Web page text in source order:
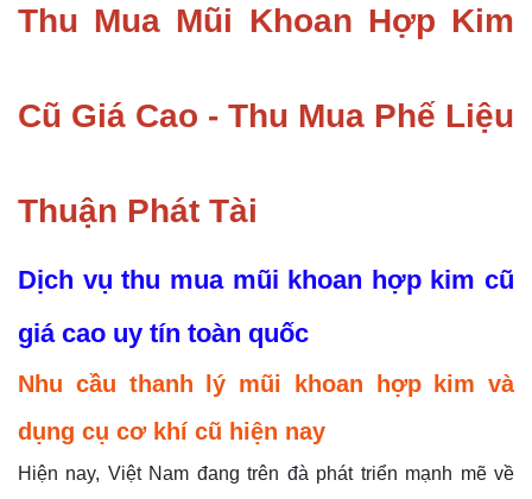
Thu Mua Mũi Khoan Hợp Kim
Cũ Giá Cao - Thu Mua Phế Liệu
Thuận Phát Tài
Dịch vụ thu mua mũi khoan hợp kim cũ
giá cao uy tín toàn quốc
Nhu cầu thanh lý mũi khoan hợp kim và
dụng cụ cơ khí cũ hiện nay
Hiện nay, Việt Nam đang trên đà phát triển mạnh mẽ về